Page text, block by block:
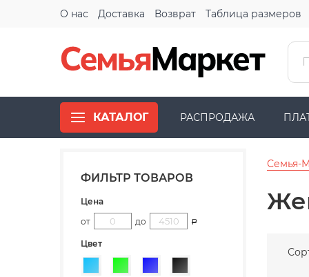
О нас Доставка Возврат Таблица размеров
КАТАЛОГ РАСПРОДАЖА
ФИЛЬТР ТОВАРОВ
Цена
от
до Р
Цвет
ГолубойЗеленыйСиний
Семья-